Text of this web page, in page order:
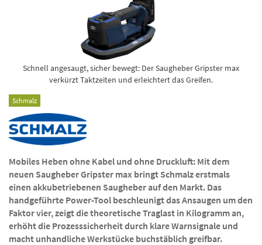
Schnell angesaugt, sicher bewegt: Der Saugheber Gripster max
verkürzt Taktzeiten und erleichtert das Greifen.
Schmalz
Mobiles Heben ohne Kabel und ohne Druckluft: Mit dem
neuen Saugheber Gripster max bringt Schmalz erstmals
einen akkubetriebenen Saugheber auf den Markt. Das
handgeführte Power-Tool beschleunigt das Ansaugen um den
Faktor vier, zeigt die theoretische Traglast in Kilogramm an,
erhöht die Prozesssicherheit durch klare Warnsignale und
macht unhandliche Werkstücke buchstäblich greifbar.